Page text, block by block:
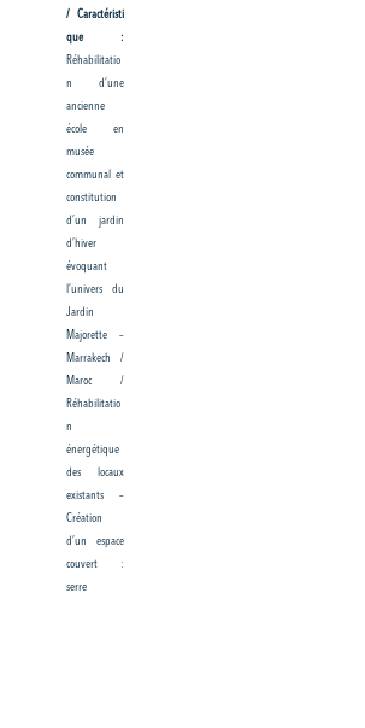
/ Caractéristi
que :
Réhabilitatio
n d’une
ancienne
école en
musée
communal et
constitution
d’un jardin
d’hiver
évoquant
l’univers du
Jardin
Majorette –
Marrakech /
Maroc /
Réhabilitatio
n
énergétique
des locaux
existants –
Création
d’un espace
couvert :
serre